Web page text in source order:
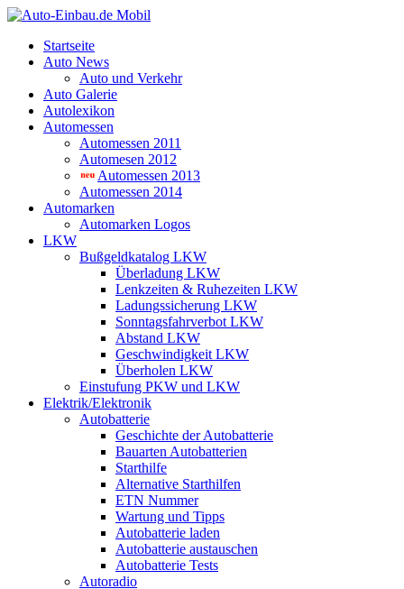
Startseite
Auto News
Auto und Verkehr
Auto Galerie
Autolexikon
Automessen
Automessen 2011
Automesen 2012
Automessen 2013
Automessen 2014
Automarken
Automarken Logos
LKW
Bußgeldkatalog LKW
Überladung LKW
Lenkzeiten & Ruhezeiten LKW
Ladungssicherung LKW
Sonntagsfahrverbot LKW
Abstand LKW
Geschwindigkeit LKW
Überholen LKW
Einstufung PKW und LKW
Elektrik/Elektronik
Autobatterie
Geschichte der Autobatterie
Bauarten Autobatterien
Starthilfe
Alternative Starthilfen
ETN Nummer
Wartung und Tipps
Autobatterie laden
Autobatterie austauschen
Autobatterie Tests
Autoradio